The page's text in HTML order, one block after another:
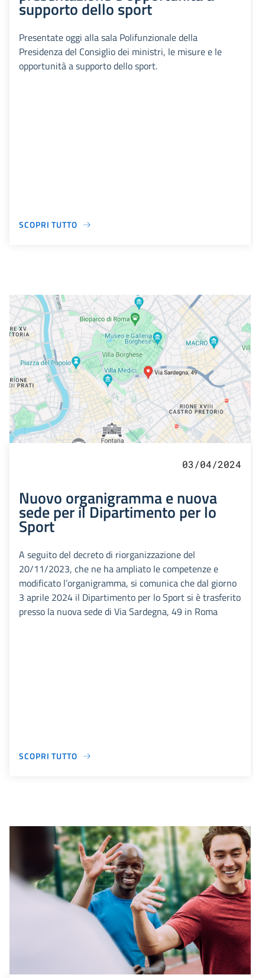
supporto dello sport
Presentate oggi alla sala Polifunzionale della
Presidenza del Consiglio dei ministri, le misure e le
opportunità a supporto dello sport.
SCOPRI TUTTO
03/04/2024
Nuovo organigramma e nuova
sede per il Dipartimento per lo
Sport
A seguito del decreto di riorganizzazione del
20/11/2023, che ne ha ampliato le competenze e
modificato l’organigramma, si comunica che dal giorno
3 aprile 2024 il Dipartimento per lo Sport si è trasferito
presso la nuova sede di Via Sardegna, 49 in Roma
SCOPRI TUTTO